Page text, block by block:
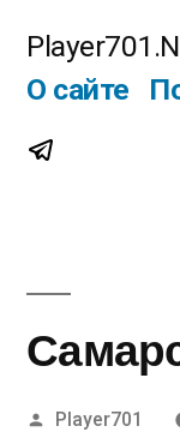
О сайте
Telegram
Написано
Player701